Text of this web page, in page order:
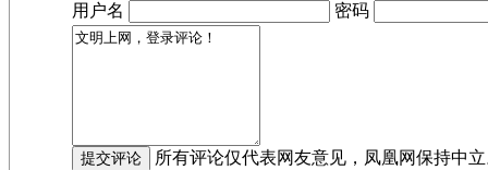
用户名
密码
所有评论仅代表网友意见，凤凰网保持中